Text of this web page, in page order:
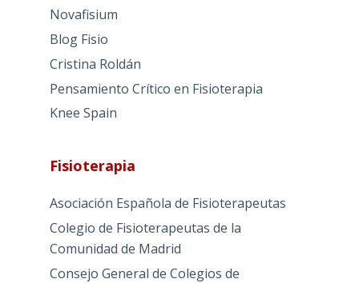
Novafisium
Blog Fisio
Cristina Roldán
Pensamiento Crítico en Fisioterapia
Knee Spain
Fisioterapia
Asociación Española de Fisioterapeutas
Colegio de Fisioterapeutas de la
Comunidad de Madrid
Consejo General de Colegios de